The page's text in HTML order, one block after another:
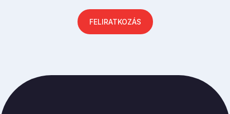
FELIRATKOZÁS